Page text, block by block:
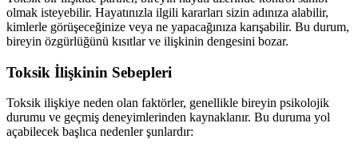
olmak isteyebilir. Hayatınızla ilgili kararları sizin adınıza alabilir,
kimlerle görüşeceğinize veya ne yapacağınıza karışabilir. Bu durum,
bireyin özgürlüğünü kısıtlar ve ilişkinin dengesini bozar.
Toksik İlişkinin Sebepleri
Toksik ilişkiye neden olan faktörler, genellikle bireyin psikolojik
durumu ve geçmiş deneyimlerinden kaynaklanır. Bu duruma yol
açabilecek başlıca nedenler şunlardır: